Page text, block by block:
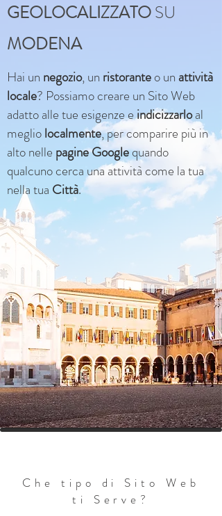
GEOLOCALIZZATOSU
MODENA
Hai un negozio, un ristoranteo un attività
locale? Possiamo creare un Sito Web
adatto alle tue esigenze eindicizzarloal
megliolocalmente, per comparire più in
alto nelle pagine Googlequando
qualcuno cerca una attività come la tua
nella tua Città.
Che tipo di Sito Web
ti Serve?